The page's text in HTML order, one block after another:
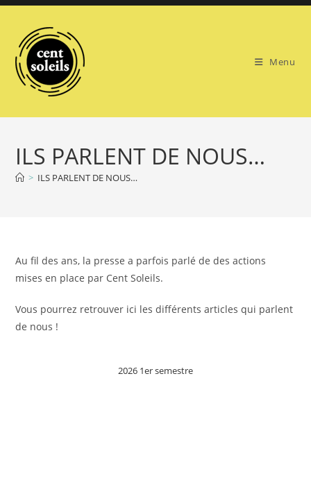
Skip
content
Menu
ILS PARLENT DE NOUS…
> ILS PARLENT DE NOUS…
Au fil des ans, la presse a parfois parlé de des actions
mises en place par Cent Soleils.
Vous pourrez retrouver ici les différents articles qui parlent
de nous !
2026 1er semestre